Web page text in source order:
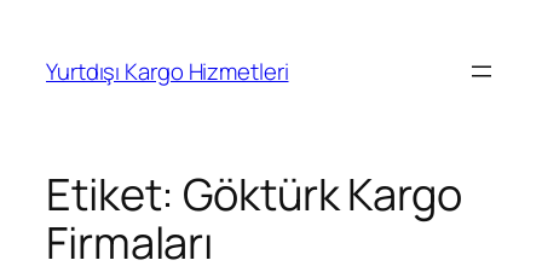
Yurtdışı Kargo Hizmetleri
Etiket: Göktürk Kargo
Firmaları